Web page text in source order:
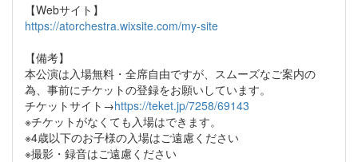
【Webサイト】
https://atorchestra.wixsite.com/my-site
【備考】
本公演は入場無料・全席自由ですが、スムーズなご案内の
為、事前にチケットの登録をお願いしています。
チケットサイト→https://teket.jp/7258/69143
※チケットがなくても入場はできます。
※4歳以下のお子様の入場はご遠慮ください
​※撮影・録音はご遠慮ください